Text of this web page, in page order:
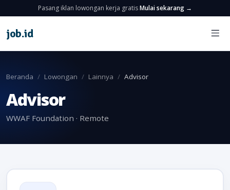
Pasang iklan lowongan kerja gratisMulai sekarang →
job.id
Beranda Lowongan Lainnya Advisor
Advisor
WWAF Foundation · Remote